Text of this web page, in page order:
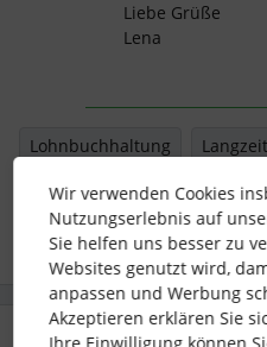
Liebe Grüße
Lena
Lohnbuchhaltung
Krankheitstage
2 Antworten
Wir verwenden Cookies
Nutzungserlebnis auf
Sie helfen uns besser zu
Websites genutzt wird,
anpassen und Werbung
Akzeptieren erklären Sie